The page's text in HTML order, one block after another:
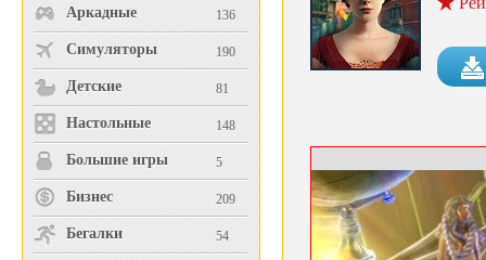
Аркадные 136
Симуляторы 190
Детские 81
Настольные 148
Большие игры 5
Бизнес 209
Бегалки 54